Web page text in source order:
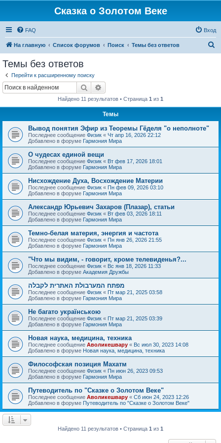
Сказка о Золотом Веке
FAQ Вход
На главную Список форумов Поиск Темы без ответов
Темы без ответов
Перейти к расширенному поиску
Поиск
Найдено 11 результатов • Страница 1 из 1
Темы
Вывод понятия Эфир из Теоремы Гёделя "о неполноте"
Последнее сообщение Физик « Чт апр 16, 2026 22:12
Добавлено в форуме Гармония Мира
О чудесах единой вещи
Последнее сообщение Физик « Вт фев 17, 2026 18:01
Добавлено в форуме Гармония Мира
Нисхождение Духа, Восхождение Материи
Последнее сообщение Физик « Пн фев 09, 2026 03:10
Добавлено в форуме Гармония Мира
Александр Юрьевич Захаров (Плазар), статьи
Последнее сообщение Физик « Вт фев 03, 2026 18:11
Добавлено в форуме Гармония Мира
Темно-белая материя, энергия и частота
Последнее сообщение Физик « Пн янв 26, 2026 21:55
Добавлено в форуме Гармония Мира
"Что мы видим, - говорит, кроме телевиденья?...
Последнее сообщение Физик « Вс янв 18, 2026 11:33
Добавлено в форуме Академия Дружбы
מפתח המערבולת האתרית לקבלה
Последнее сообщение Физик « Пт мар 21, 2025 03:58
Добавлено в форуме Гармония Мира
Не багато українською
Последнее сообщение Физик « Пт мар 21, 2025 03:39
Добавлено в форуме Гармония Мира
Новая наука, медицина, техника
Последнее сообщение Аволикешвару « Вс июл 30, 2023 14:08
Добавлено в форуме Новая наука, медицина, техника
Философская позиция Махатм
Последнее сообщение Физик « Пн июн 26, 2023 09:53
Добавлено в форуме Гармония Мира
Путеводитель по "Сказке о Золотом Веке"
Последнее сообщение Аволикешвару « Сб июн 24, 2023 12:26
Добавлено в форуме Путеводитель по "Сказке о Золотом Веке"
Найдено 11 результатов • Страница 1 из 1